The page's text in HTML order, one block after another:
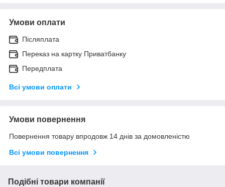
Умови оплати
Післяплата
Переказ на картку Приватбанку
Передплата
Всі умови оплати
Умови повернення
Повернення товару впродовж 14 днів за домовленістю
Всі умови повернення
Подібні товари компанії